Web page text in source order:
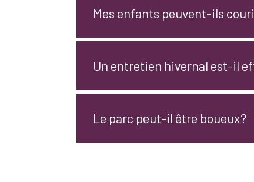
Mes enfants peuvent-ils
Un entretien hivernal est-il
Le parc peut-il être boueux?